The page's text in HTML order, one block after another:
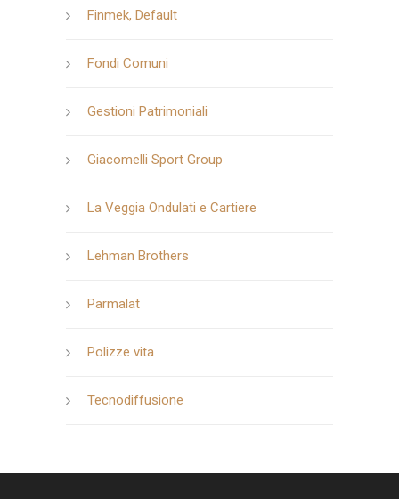
Finmek, Default
Fondi Comuni
Gestioni Patrimoniali
Giacomelli Sport Group
La Veggia Ondulati e Cartiere
Lehman Brothers
Parmalat
Polizze vita
Tecnodiffusione